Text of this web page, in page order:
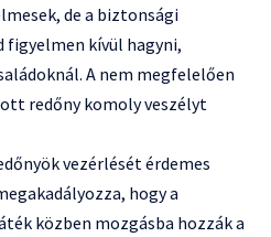
de a biztonsági
figyelmen kívül hagyni,
A nem megfelelően
redőny komoly veszélyt
vezérlését érdemes
hogy a
közben mozgásba hozzák a